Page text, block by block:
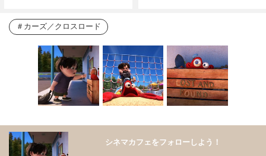
カーズ／クロスロード
シネマカフェをフォローしよう！